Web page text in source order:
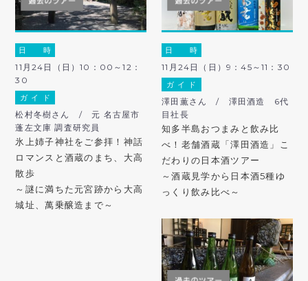
日 時
11月24日（日）10：00～12：
30
ガ イ ド
松村冬樹さん / 元 名古屋市
蓬左文庫 調査研究員
氷上姉子神社をご参拝！神話
ロマンスと酒蔵のまち、大高
散歩
～謎に満ちた元宮跡から大高
城址、萬乗醸造まで～
日 時
11月24日（日）9：45～11：30
ガ イ ド
澤田薫さん / 澤田酒造 6代
目社長
知多半島おつまみと飲み比
べ！老舗酒蔵「澤田酒造」こ
だわりの日本酒ツアー
～酒蔵見学から日本酒5種ゆ
っくり飲み比べ～